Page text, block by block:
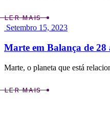
LER MAIS
Setembro 15, 2023
Marte em Balança de
Marte, o planeta que está
LER MAIS